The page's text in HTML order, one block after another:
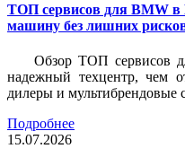
ТОП сервисов для BMW в
машину без лишних
Обзор ТОП сервисов
надежный техцентр, чем
дилеры и мультибрендовые
Подробнее
15.07.2026